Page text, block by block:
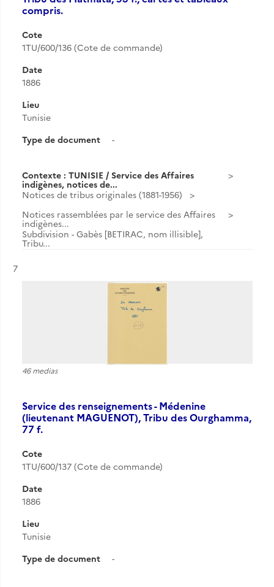
compris.
Cote
1TU/600/136 (Cote de commande)
Date
1886
Lieu
Tunisie
Type de document
-
Contexte : TUNISIE / Service des Affaires
indigènes, notices de...
Notices de tribus originales (1881-1956)
Notices rassemblées par le service des Affaires
indigènes...
Subdivision - Gabès [BETIRAC, nom illisible],
Tribu...
Résultat n°
7
46 medias
Service des renseignements - Médenine
(lieutenant MAGUENOT), Tribu des Ourghamma,
77 f.
Cote
1TU/600/137 (Cote de commande)
Date
1886
Lieu
Tunisie
Type de document
-